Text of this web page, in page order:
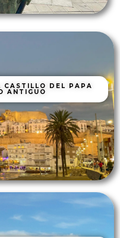
CASTILLO DEL PAPA
ANTIGUO